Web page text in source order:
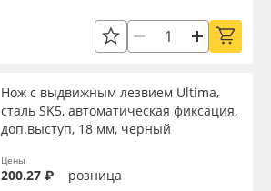
Нож с выдвижным лезвием Ultima,
сталь SK5, автоматическая фиксация,
доп.выступ, 18 мм, черный
Цены
200.27 ₽ розница